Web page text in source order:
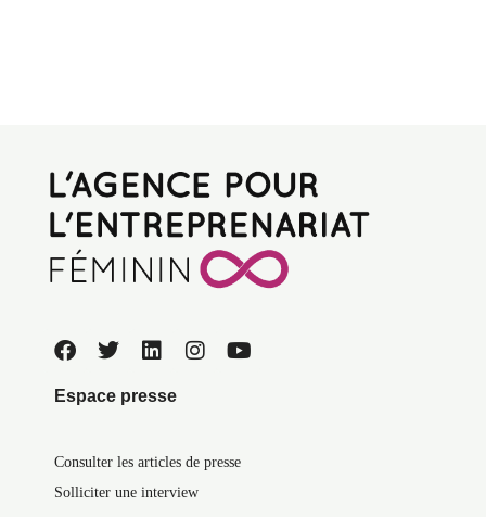
Espace presse
Consulter les articles de presse
Solliciter une interview